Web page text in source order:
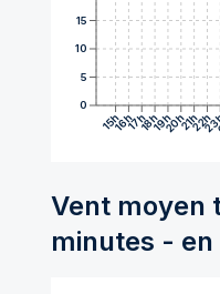
15h16h17h18h19h20h21h22h
0
5
10
15
Vent moyen
minutes -